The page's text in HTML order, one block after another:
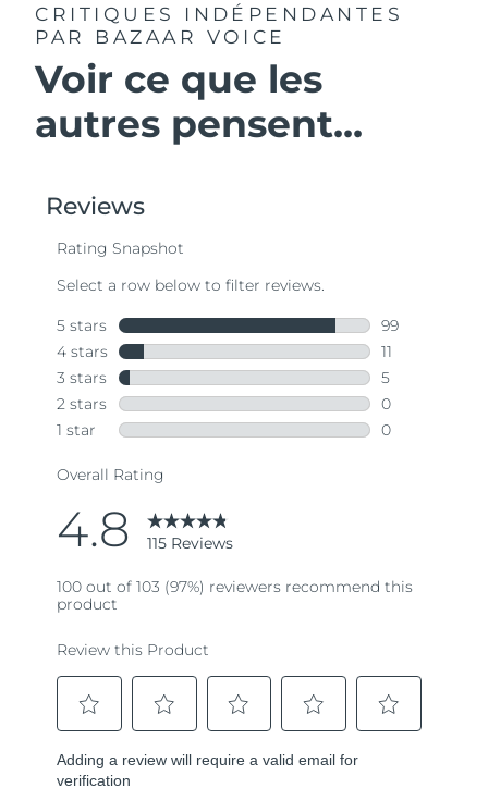
CRITIQUES INDÉPENDANTES
PAR BAZAAR VOICE
Voir ce que les
autres pensent...